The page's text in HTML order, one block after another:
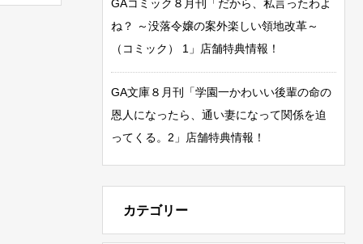
GAコミック８月刊「だから、私言ったわよ
ね？ ～没落令嬢の案外楽しい領地改革～
（コミック） 1」店舗特典情報！
GA文庫８月刊「学園一かわいい後輩の命の
恩人になったら、通い妻になって関係を迫
ってくる。2」店舗特典情報！
カテゴリー